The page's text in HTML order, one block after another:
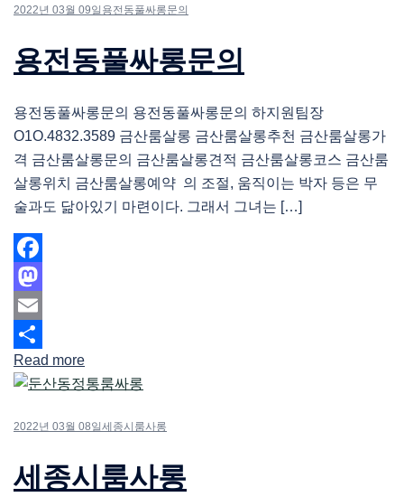
2022년 03월 09일 용전동풀싸롱문의
용전동풀싸롱문의
용전동풀싸롱문의 용전동풀싸롱문의 하지원팀장
O1O.4832.3589 금산룸살롱 금산룸살롱추천 금산룸살롱가
격 금산룸살롱문의 금산룸살롱견적 금산룸살롱코스 금산룸
살롱위치 금산룸살롱예약 의 조절, 움직이는 박자 등은 무
술과도 닮아있기 마련이다. 그래서 그녀는 […]
Facebook
Mastodon
Email
Share
Read more
2022년 03월 08일 세종시룸사롱
세종시룸사롱